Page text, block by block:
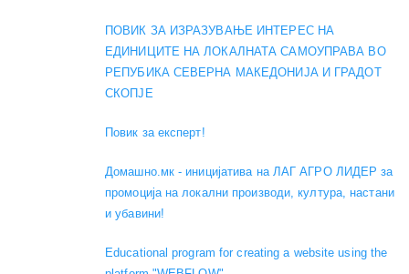
ПОВИК ЗА ИЗРАЗУВАЊЕ ИНТЕРЕС НА
ЕДИНИЦИТЕ НА ЛОКАЛНАТА САМОУПРАВА ВО
РЕПУБИКА СЕВЕРНА МАКЕДОНИЈА И ГРАДОТ
СКОПЈЕ
Повик за експерт!
Домашно.мк - иницијатива на ЛАГ АГРО ЛИДЕР за
промоција на локални производи, култура, настани
и убавини!
Educational program for creating a website using the